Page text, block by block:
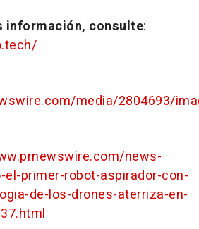
información, consulte:
media/2804693/
news-
primer-robot-aspirador-con-
de-los-drones-aterriza-en-